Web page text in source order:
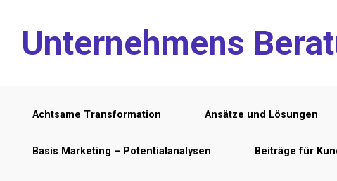
Unternehmens
Achtsame Transformation Ansätze und Lösungen
Basis Marketing – Potentialanalysen Beiträge für